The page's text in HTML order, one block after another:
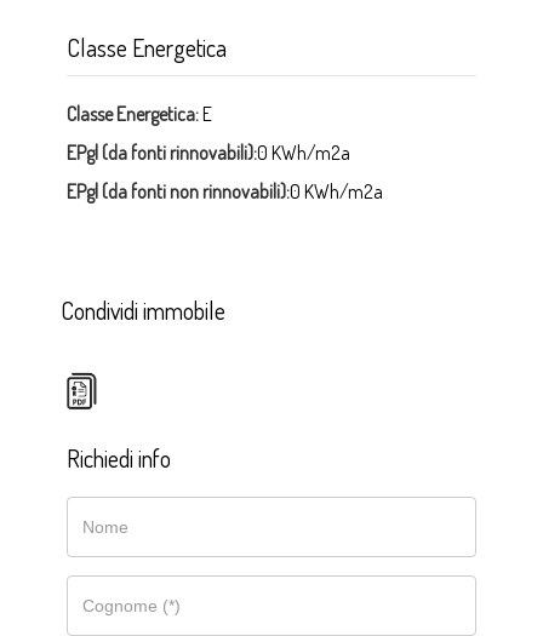
Classe Energetica
Classe Energetica:E
EPgl (da fonti rinnovabili):0 KWh/m2a
EPgl (da fonti non rinnovabili):0 KWh/m2a
Condividi immobile
Richiedi info